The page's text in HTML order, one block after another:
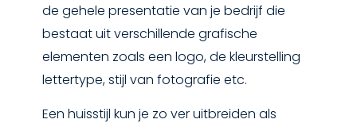
de gehele presentatie van je bedrijf die
bestaat uit verschillende grafische
elementen zoals een logo, de kleurstelling
lettertype, stijl van fotografie etc.
Een huisstijl kun je zo ver uitbreiden als